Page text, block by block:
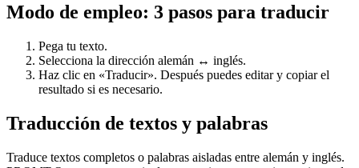
Modo de empleo: 3 pasos para traducir
Pega tu texto.
Selecciona la dirección alemán ↔ inglés.
Haz clic en «Traducir». Después puedes editar y copiar el
resultado si es necesario.
Traducción de textos y palabras
Traduce textos completos o palabras aisladas entre alemán y inglés.